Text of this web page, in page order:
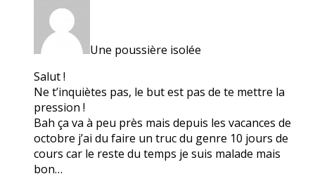
Une poussière isolée
Salut !
Ne t’inquiètes pas, le but est pas de te mettre la
pression !
Bah ça va à peu près mais depuis les vacances de
octobre j’ai du faire un truc du genre 10 jours de
cours car le reste du temps je suis malade mais
bon…